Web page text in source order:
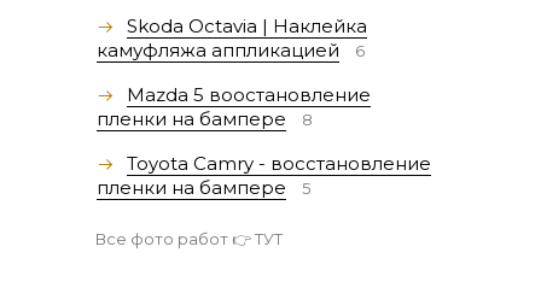
Skoda Octavia | Наклейка
камуфляжа аппликацией
6
Mazda 5 воостановление
пленки на бампере
8
Toyota Camry - восстановление
пленки на бампере
5
Все фото работ 👉ТУТ